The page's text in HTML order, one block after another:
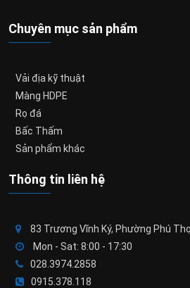
Chuyên mục sản phẩm
Vải địa kỹ thuật
Màng HDPE
Rọ đá
Bấc Thấm
Sản phẩm khác
Thông tin liên hệ
83 Trương Vĩnh Ký, Phường Phú Thọ
Mon - Sat: 8:00 - 17:30
028.3974.2858
0915.378.118